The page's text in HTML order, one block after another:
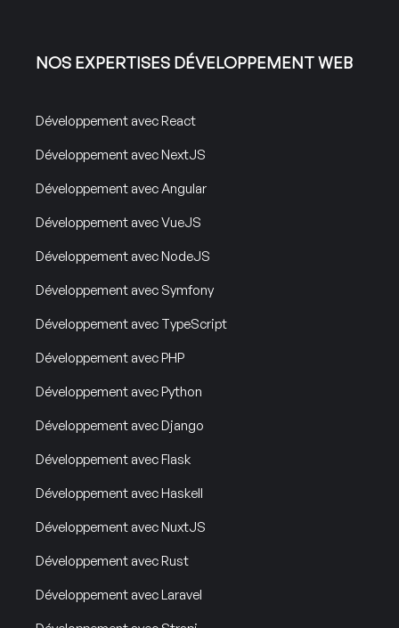
NOS EXPERTISES DÉVELOPPEMENT WEB
Développement avec React
Développement avec NextJS
Développement avec Angular
Développement avec VueJS
Développement avec NodeJS
Développement avec Symfony
Développement avec TypeScript
Développement avec PHP
Développement avec Python
Développement avec Django
Développement avec Flask
Développement avec Haskell
Développement avec NuxtJS
Développement avec Rust
Développement avec Laravel